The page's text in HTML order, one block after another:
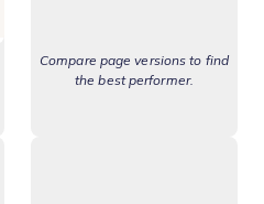
Compare page versions to find
the best performer.